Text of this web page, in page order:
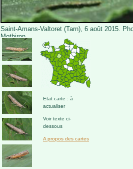
Saint-Amans-Valtoret (Tarn), 6 août 2015.
Mothiron.
Etat carte : à
actualiser
Voir texte ci-
dessous
A propos des cartes